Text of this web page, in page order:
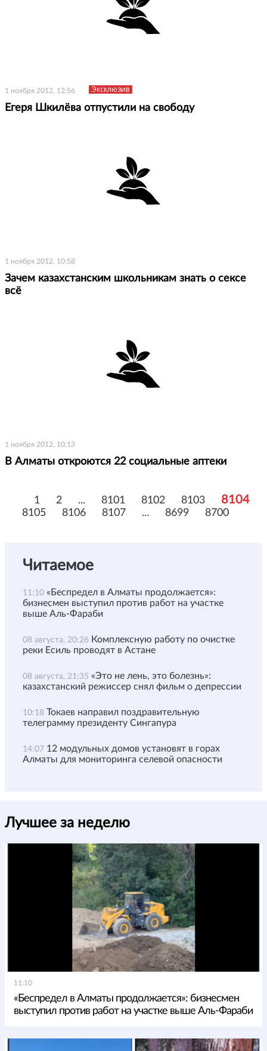
1 ноября 2012, 12:56 Эксклюзив
Егеря Шкилёва отпустили на свободу
1 ноября 2012, 10:58
Зачем казахстанским школьникам знать о сексе
всё
1 ноября 2012, 10:13
В Алматы откроются 22 социальные аптеки
1 2 ... 8101 8102 8103 8104
8105 8106 8107 ... 8699 8700
Читаемое
11:10 «Беспредел в Алматы продолжается»:
бизнесмен выступил против работ на участке
выше Аль-Фараби
08 августа, 20:26 Комплексную работу по очистке
реки Есиль проводят в Астане
08 августа, 21:35 «Это не лень, это болезнь»:
казахстанский режиссер снял фильм о депрессии
10:18 Токаев направил поздравительную
телеграмму президенту Сингапура
14:07 12 модульных домов установят в горах
Алматы для мониторинга селевой опасности
Лучшее за неделю
11:10
«Беспредел в Алматы продолжается»: бизнесмен
выступил против работ на участке выше Аль-Фараби